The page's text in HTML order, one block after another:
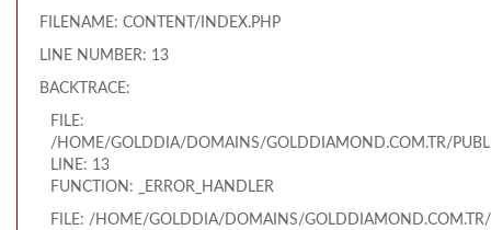
FILENAME: CONTENT/INDEX.PHP
LINE NUMBER: 13
BACKTRACE:
FILE:
/HOME/GOLDDIA/DOMAINS/GOLDDIAMOND.COM.TR/
LINE: 13
FUNCTION: _ERROR_HANDLER
FILE: /HOME/GOLDDIA/DOMAINS/